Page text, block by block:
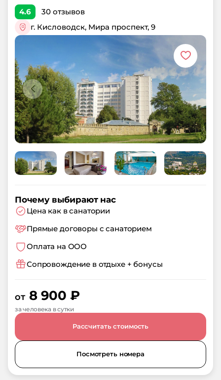
4.6 30 отзывов
г. Кисловодск, Мира проспект, 9
Почему выбирают нас
Цена как в санатории
Прямые договоры с санаторием
Оплата на ООО
Сопровождение в отдыхе + бонусы
от 8 900 ₽
за человека в сутки
Рассчитать стоимость
Посмотреть номера